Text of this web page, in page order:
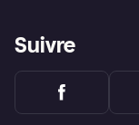
Suivre